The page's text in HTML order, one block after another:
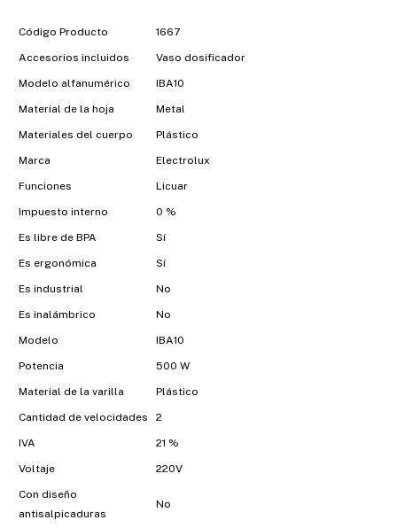
Código Producto 1667
Accesorios incluidos Vaso dosificador
Modelo alfanumérico IBA10
Material de la hoja Metal
Materiales del cuerpo Plástico
Marca Electrolux
Funciones Licuar
Impuesto interno 0 %
Es libre de BPA Sí
Es ergonómica Sí
Es industrial No
Es inalámbrico No
Modelo IBA10
Potencia 500 W
Material de la varilla Plástico
Cantidad de velocidades 2
IVA 21 %
Voltaje 220V
Con diseño
antisalpicaduras
No